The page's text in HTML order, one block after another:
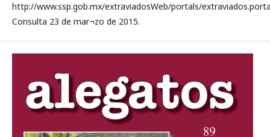
http://www.ssp.gob.mx/extraviadosWeb/portals/
Consulta 23 de mar¬zo de 2015.